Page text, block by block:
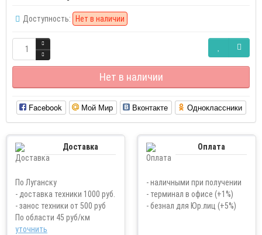
Доступность: Нет в наличии
Нет в наличии
Facebook Мой Мир Вконтакте Одноклассники
Доставка
По Луганску
- доставка техники 1000 руб.
- занос техники от 500 руб
По области 45 руб/км
уточнить
Оплата
- наличными при получении
- терминал в офисе (+1%)
- безнал для Юр.лиц (+5%)